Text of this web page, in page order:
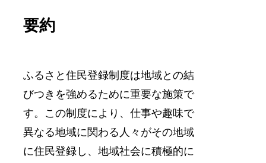
要約
ふるさと住民登録制度は地域との結
びつきを強めるために重要な施策で
す。この制度により、仕事や趣味で
異なる地域に関わる人々がその地域
に住民登録し、地域社会に積極的に